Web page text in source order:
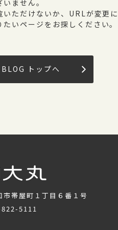
ません。
ただけないか、URLが変更に
いページをお探しください。
トップへ
市帯屋町１丁目６番１号
5111